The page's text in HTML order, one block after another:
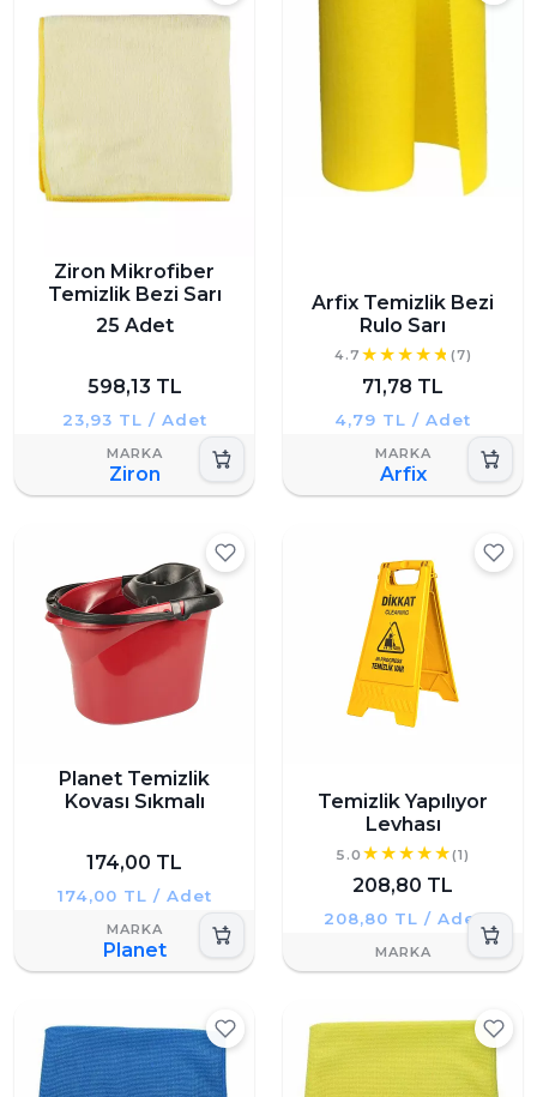
Ziron Mikrofiber
Temizlik Bezi Sarı
25 Adet
598,13 TL
23,93 TL / Adet
Ziron
Arfix Temizlik Bezi
Rulo Sarı
4.7 (7)
71,78 TL
4,79 TL / Adet
Arfix
Planet Temizlik
Kovası Sıkmalı
174,00 TL
174,00 TL / Adet
Planet
Temizlik Yapılıyor
Levhası
5.0 (1)
208,80 TL
208,80 TL / Adet